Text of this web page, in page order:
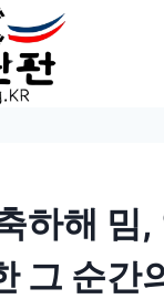
하해 밈,
그 순간